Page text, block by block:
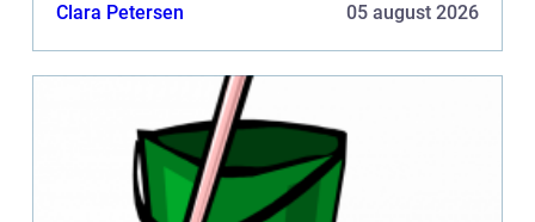
Clara Petersen 05 august 2026